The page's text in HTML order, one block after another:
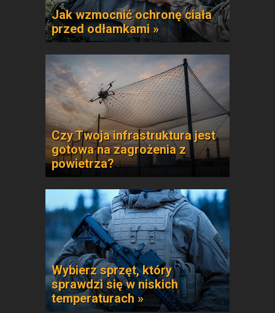
Jak wzmocnić ochronę ciała
przed odłamkami »
Czy Twoja infrastruktura jest
gotowa na zagrożenia z
powietrza?
Wybierz sprzęt, który
sprawdzi się w niskich
temperaturach »